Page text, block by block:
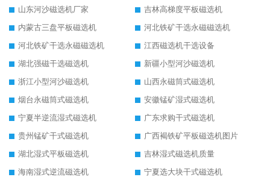
山东河沙磁选机厂家
吉林高梯度平板磁选机
内蒙古三盘平板磁选机
河北铁矿干选永磁磁选机
河北铁矿干选永磁磁选机
江西磁选机干选设备
湖北强磁干选磁选机
新疆小型河沙磁选机
浙江小型河沙磁选机
山西永磁筒式磁选机
烟台永磁筒式磁选机
安徽锰矿湿式磁选机
宁夏半逆流湿式磁选机
广东求购干式磁选机
贵州锰矿干式磁选机
广西褐铁矿平板磁选机图片
湖北湿式平板磁选机
吉林湿式磁选机质量
海南湿式逆流磁选机
宁夏选大块干式磁选机